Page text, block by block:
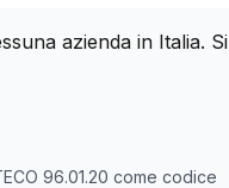
azienda in Italia. Si
96.01.20 come codice